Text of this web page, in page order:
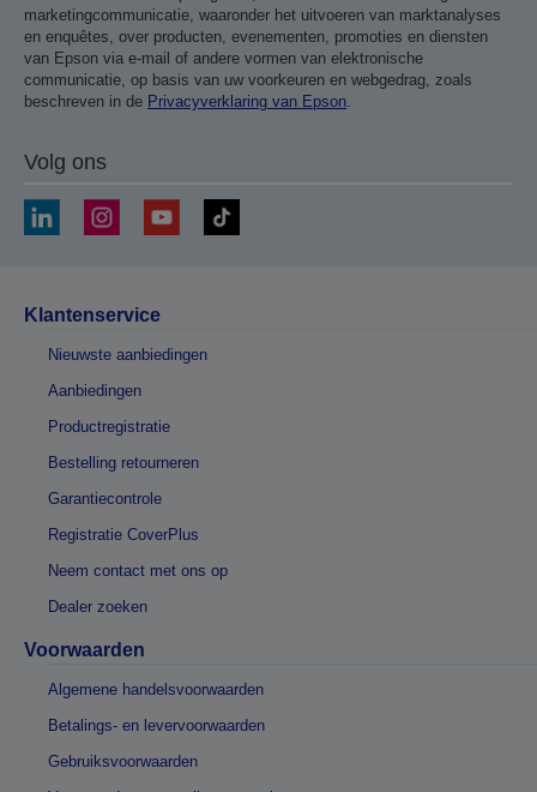
marketingcommunicatie, waaronder het uitvoeren van marktanalyses
en enquêtes, over producten, evenementen, promoties en diensten
van Epson via e-mail of andere vormen van elektronische
communicatie, op basis van uw voorkeuren en webgedrag, zoals
beschreven in de Privacyverklaring van Epson.
Volg ons
Klantenservice
Nieuwste aanbiedingen
Aanbiedingen
Productregistratie
Bestelling retourneren
Garantiecontrole
Registratie CoverPlus
Neem contact met ons op
Dealer zoeken
Voorwaarden
Algemene handelsvoorwaarden
Betalings- en levervoorwaarden
Gebruiksvoorwaarden